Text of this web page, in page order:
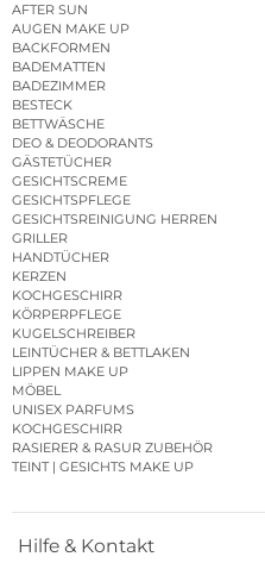
AFTER SUN
AUGEN MAKE UP
BACKFORMEN
BADEMATTEN
BADEZIMMER
BESTECK
BETTWÄSCHE
DEO & DEODORANTS
GÄSTETÜCHER
GESICHTSCREME
GESICHTSPFLEGE
GESICHTSREINIGUNG HERREN
GRILLER
HANDTÜCHER
KERZEN
KOCHGESCHIRR
KÖRPERPFLEGE
KUGELSCHREIBER
LEINTÜCHER & BETTLAKEN
LIPPEN MAKE UP
MÖBEL
UNISEX PARFUMS
KOCHGESCHIRR
RASIERER & RASUR ZUBEHÖR
TEINT | GESICHTS MAKE UP
Hilfe & Kontakt